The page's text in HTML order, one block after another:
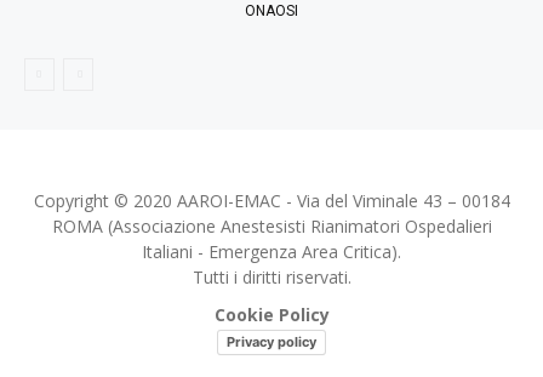
ONAOSI
Copyright © 2020 AAROI-EMAC - Via del Viminale 43 – 00184
ROMA (Associazione Anestesisti Rianimatori Ospedalieri
Italiani - Emergenza Area Critica).
Tutti i diritti riservati.
Cookie Policy
Privacy policy